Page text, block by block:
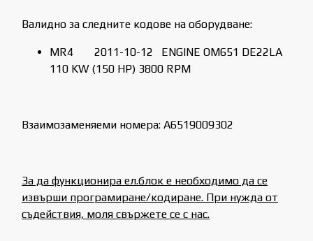
Валидно за следните кодове на оборудване:
MR4 2011-10-12
ENGINE OM651 DE22LA
110 KW (150 HP) 3800 RPM
Взаимозаменяеми номера: A6519009302
За да функционира ел.блок е необходимо да се
извърши програмиране/кодиране. При нужда от
съдействия, моля свържете се с нас.